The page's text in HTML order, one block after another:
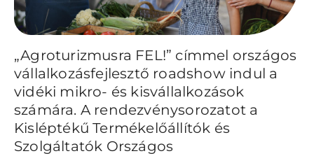
„Agroturizmusra FEL!” címmel országos
vállalkozásfejlesztő roadshow indul a
vidéki mikro- és kisvállalkozások
számára. A rendezvénysorozatot a
Kisléptékű Termékelőállítók és
Szolgáltatók Országos